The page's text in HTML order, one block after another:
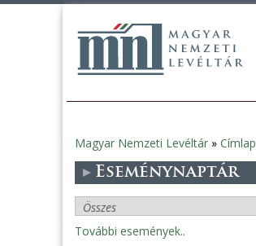
Jelenlegi
hely
Magyar Nemzeti Levéltár » Címlap
Eseménynaptár
További események..